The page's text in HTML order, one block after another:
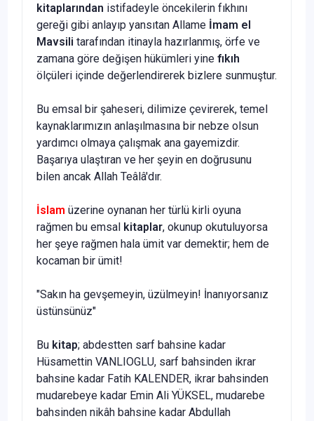
kitaplarından istifa­deyle öncekilerin fıkhını
gereği gibi anlayıp yansıtan Allame İmam el
Mavsili tarafından itinayla hazırlanmış, örfe ve
zamana göre değişen hü­kümleri yine fıkıh
ölçüleri içinde değerlendirerek bizlere sunmuştur.
Bu emsal bir şaheseri, dilimize çevirerek, temel
kaynaklarımızın anlaşılmasına bir nebze olsun
yardımcı olmaya çalışmak ana gaye­mizdir.
Başarıya ulaştıran ve her şeyin en doğrusunu
bilen ancak Al­lah Teâlâ'dır.
İslam üzerine oynanan her türlü kirli oyuna
rağmen bu emsal ki­taplar, okunup okutuluyorsa
her şeye rağmen hala ümit var demektir; hem de
kocaman bir ümit!
"Sakın ha gevşemeyin, üzülmeyin! İnanıyorsanız
üstünsünüz"
Bu kitap; abdestten sarf bahsine kadar
Hüsamettin VANLIOGLU, sarf bahsinden ikrar
bahsine kadar Fatih KALENDER, ikrar bahsinden
mudarebeye kadar Emin Ali YÜKSEL, mudarebe
bahsinden nikâh bahsine kadar Abdullah